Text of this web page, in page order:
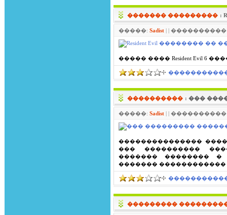
������� ��������� :
�����: Sadist| | ����������:
����� ���� Resident Evil 6
�����������
���������� : ���
�����: Sadist| | ����������:
���������������
��� ����������
������� �������� �
�������
�����������
���������